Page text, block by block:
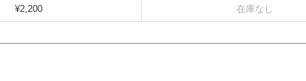
¥2,200 在庫なし